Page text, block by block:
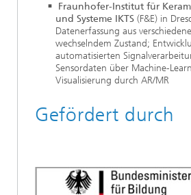
Fraunhofer-Institut für
und Systeme IKTS (F&E) in
Datenerfassung aus
wechselndem Zustand;
automatisierten
Sensordaten über Machine-
Visualisierung durch AR/MR
Gefördert durch